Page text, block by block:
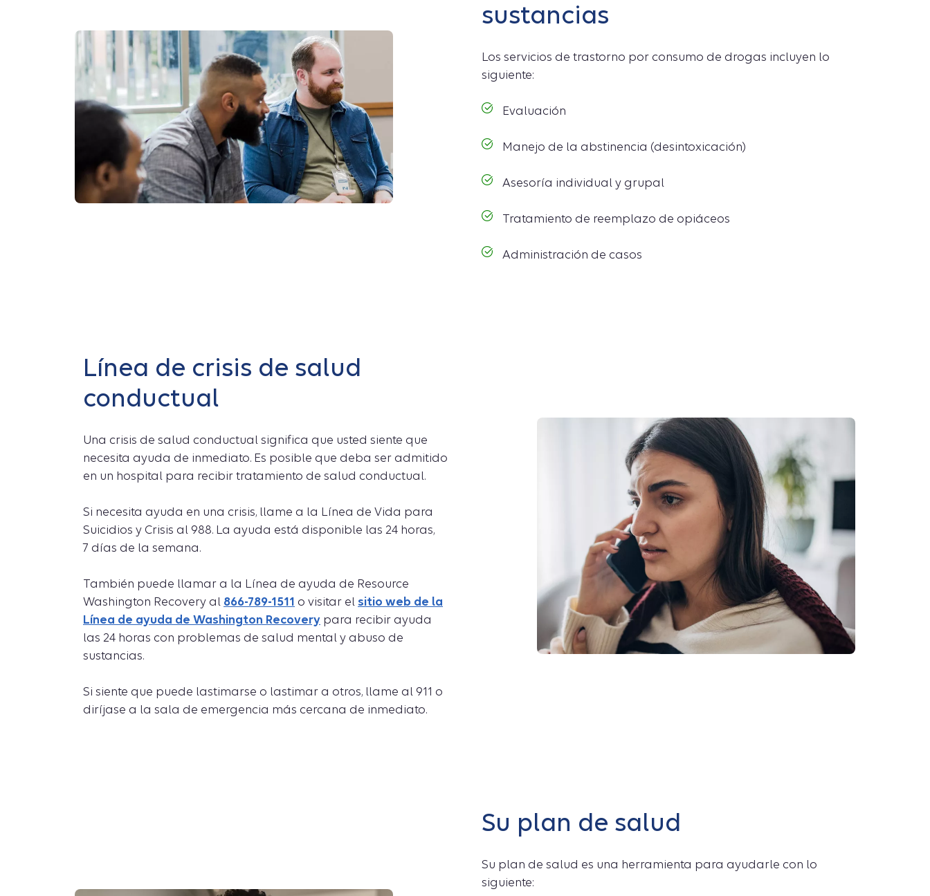
sustancias
Los servicios de trastorno por consumo de drogas incluyen lo
siguiente:
Evaluación
Manejo de la abstinencia (desintoxicación)
Asesoría individual y grupal
Tratamiento de reemplazo de opiáceos
Administración de casos
Línea de crisis de salud
conductual
Una crisis de salud conductual significa que usted siente que
necesita ayuda de inmediato. Es posible que deba ser admitido
en un hospital para recibir tratamiento de salud conductual.
Si necesita ayuda en una crisis, llame a la Línea de Vida para
Suicidios y Crisis al 988. La ayuda está disponible las 24 horas,
7 días de la semana.
También puede llamar a la Línea de ayuda de Resource
Washington Recovery al 866-789-1511 o visitar el sitio web de la
Línea de ayuda de Washington Recovery para recibir ayuda
las 24 horas con problemas de salud mental y abuso de
sustancias.
Si siente que puede lastimarse o lastimar a otros, llame al 911 o
diríjase a la sala de emergencia más cercana de inmediato.
Su plan de salud
Su plan de salud es una herramienta para ayudarle con lo
siguiente: